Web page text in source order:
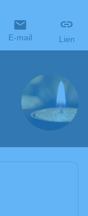
E-mail Lien